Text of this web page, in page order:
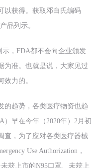
以获得。获取邓白氏编码
品列示。
，FDA都不会向企业颁发
为准。也就是说，大家见过
力的。
的趋势，各类医疗物资也趋
早在今年（2020年）2月初
查，为了应对各类医疗器械
Use Authorization，
获上市的N95口罩、未获上